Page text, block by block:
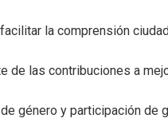
facilitar la comprensión
de las contribuciones a
género y participación de